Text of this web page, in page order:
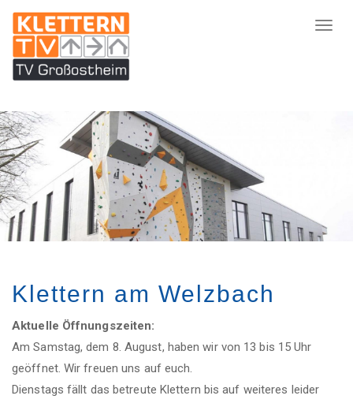
Skip
main
content
Image
Klettern am Welzbach
Aktuelle Öffnungszeiten:
Am Samstag, dem 8. August, haben wir von 13 bis 15 Uhr
geöffnet. Wir freuen uns auf euch.
Dienstags fällt das betreute Klettern bis auf weiteres leider